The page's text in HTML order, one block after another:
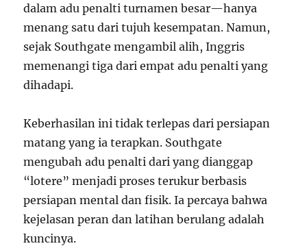
dalam adu penalti turnamen besar—hanya
menang satu dari tujuh kesempatan. Namun,
sejak Southgate mengambil alih, Inggris
memenangi tiga dari empat adu penalti yang
dihadapi.
Keberhasilan ini tidak terlepas dari persiapan
matang yang ia terapkan. Southgate
mengubah adu penalti dari yang dianggap
“lotere” menjadi proses terukur berbasis
persiapan mental dan fisik. Ia percaya bahwa
kejelasan peran dan latihan berulang adalah
kuncinya.